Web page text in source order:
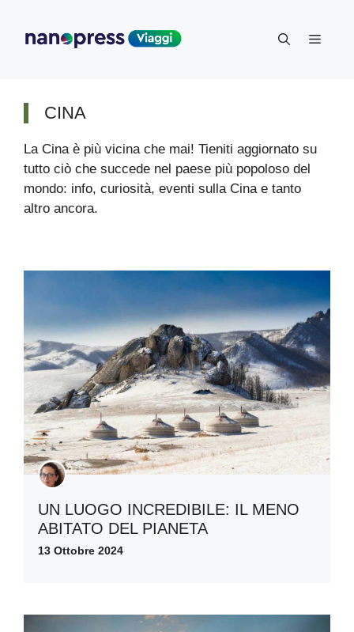
contenuto
Menu
CINA
La Cina è più vicina che mai! Tieniti aggiornato su
tutto ciò che succede nel paese più popoloso del
mondo: info, curiosità, eventi sulla Cina e tanto
altro ancora.
UN LUOGO INCREDIBILE: IL MENO
ABITATO DEL PIANETA
13 Ottobre 2024